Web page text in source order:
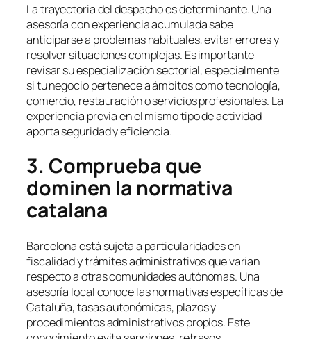
La trayectoria del despacho es determinante. Una
asesoría con experiencia acumulada sabe
anticiparse a problemas habituales, evitar errores y
resolver situaciones complejas. Es importante
revisar su especialización sectorial, especialmente
si tu negocio pertenece a ámbitos como tecnología,
comercio, restauración o servicios profesionales. La
experiencia previa en el mismo tipo de actividad
aporta seguridad y eficiencia.
3. Comprueba que
dominen la normativa
catalana
Barcelona está sujeta a particularidades en
fiscalidad y trámites administrativos que varían
respecto a otras comunidades autónomas. Una
asesoría local conoce las normativas específicas de
Cataluña, tasas autonómicas, plazos y
procedimientos administrativos propios. Este